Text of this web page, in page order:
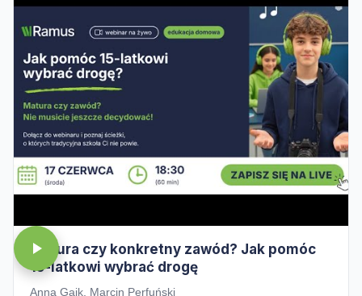
Matura czy konkretny zawód? Jak pomóc
15-latkowi wybrać drogę
Anna Gaik, Marcin Perfuński